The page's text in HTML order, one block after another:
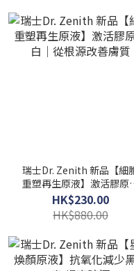
瑞士Dr. Zenith 新品【細
重塑再生原液】激活膠原
白｜從根源改善膚質
HK$230.00
HK$880.00